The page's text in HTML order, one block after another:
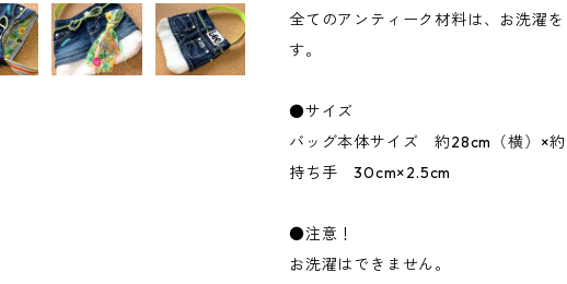
全てのアンティーク材料は、お洗濯
す。
●サイズ
バッグ本体サイズ 約28cm（横）×約
持ち手 30cm×2.5cm
●注意！
お洗濯はできません。